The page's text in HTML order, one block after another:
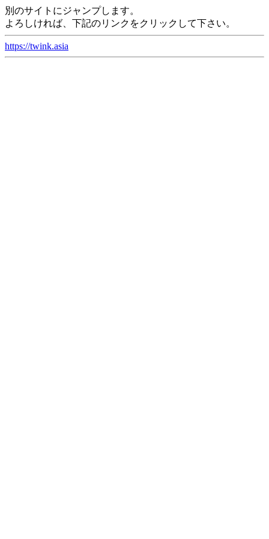
別のサイトにジャンプします。
よろしければ、下記のリンクをクリックして下さい。
https://twink.asia